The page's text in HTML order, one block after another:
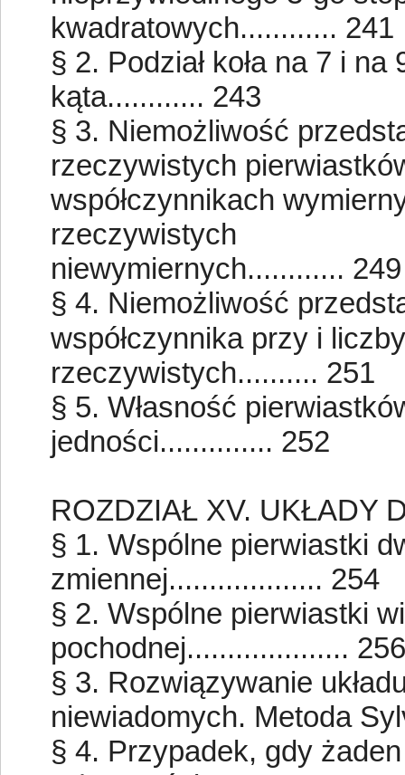
kwadratowych............ 241
§ 2. Podział koła na 7 i
kąta............ 243
§ 3. Niemożliwość
rzeczywistych
współczynnikach
rzeczywistych
niewymiernych............ 249
§ 4. Niemożliwość
współczynnika przy i
rzeczywistych.......... 251
§ 5. Własność
jedności.............. 252
ROZDZIAŁ XV. UKŁADY
§ 1. Wspólne pierwiastki
zmiennej................... 254
§ 2. Wspólne pierwiastki
pochodnej.................... 256
§ 3. Rozwiązywanie
niewiadomych. Metoda
§ 4. Przypadek, gdy